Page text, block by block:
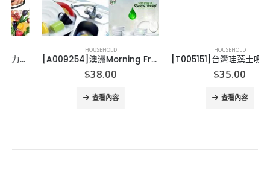
HOUSEHOLD
[A009254]澳洲Morning Fresh超濃縮天然洗潔精
38.00
查看內容
HOUSEHOLD
[T005151]台灣珪藻土吸濕除臭萬用粉
35.00
查看內容